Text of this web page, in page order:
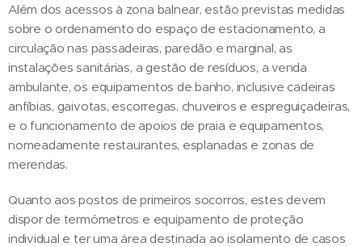
Além dos acessos à zona balnear, estão previstas medidas
sobre o ordenamento do espaço de estacionamento, a
circulação nas passadeiras, paredão e marginal, as
instalações sanitárias, a gestão de resíduos, a venda
ambulante, os equipamentos de banho, inclusive cadeiras
anfíbias, gaivotas, escorregas, chuveiros e espreguiçadeiras,
e o funcionamento de apoios de praia e equipamentos,
nomeadamente restaurantes, esplanadas e zonas de
merendas.
Quanto aos postos de primeiros socorros, estes devem
dispor de termómetros e equipamento de proteção
individual e ter uma área destinada ao isolamento de casos